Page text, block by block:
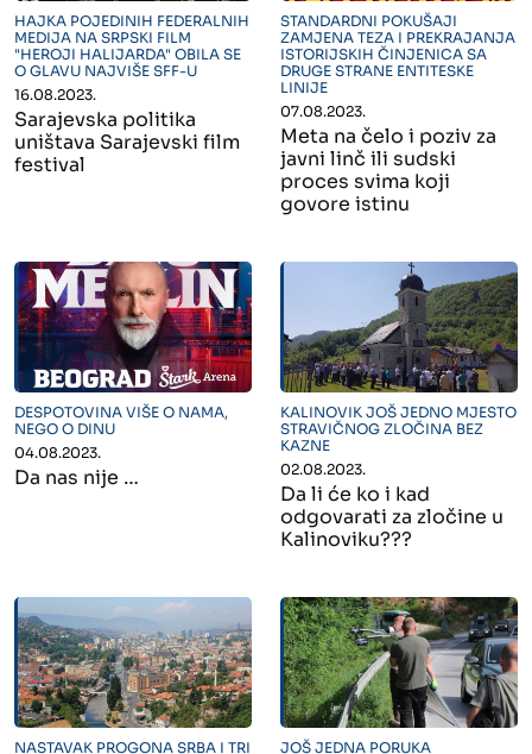
" alt="">
HAJKA POJEDINIH FEDERALNIH
MEDIJA NA SRPSKI FILM
"HEROJI HALIJARDA" OBILA SE
O GLAVU NAJVIŠE SFF-U
16.08.2023.
Sarajevska politika
uništava Sarajevski film
festival
" alt="">
STANDARDNI POKUŠAJI
ZAMJENA TEZA I PREKRAJANJA
ISTORIJSKIH ČINJENICA SA
DRUGE STRANE ENTITESKE
LINIJE
07.08.2023.
Meta na čelo i poziv za
javni linč ili sudski
proces svima koji
govore istinu
" alt="">
DESPOTOVINA VIŠE O NAMA,
NEGO O DINU
04.08.2023.
Da nas nije …
" alt="">
KALINOVIK JOŠ JEDNO MJESTO
STRAVIČNOG ZLOČINA BEZ
KAZNE
02.08.2023.
Da li će ko i kad
odgovarati za zločine u
Kalinoviku???
" alt="">
NASTAVAK PROGONA SRBA I TRI " alt="">
JOŠ JEDNA PORUKA